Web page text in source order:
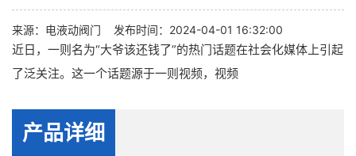
来源： 电液动阀门 发布时间：2024-04-01 16:32:00
近日，一则名为“大爷该还钱了”的热门话题在社会化媒体上引起
了泛关注。这一个话题源于一则视频，视频
产品详细